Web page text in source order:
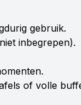
gebruik.
inbegrepen).
of volle